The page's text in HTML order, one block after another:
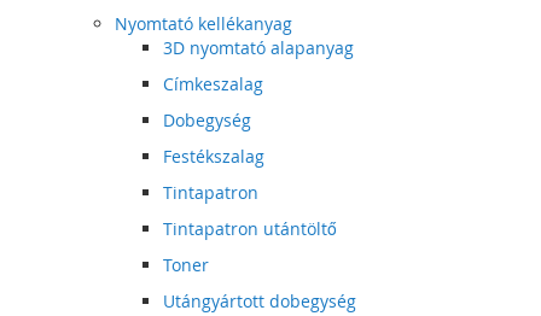
Nyomtató kellékanyag
3D nyomtató alapanyag
Címkeszalag
Dobegység
Festékszalag
Tintapatron
Tintapatron utántöltő
Toner
Utángyártott dobegység